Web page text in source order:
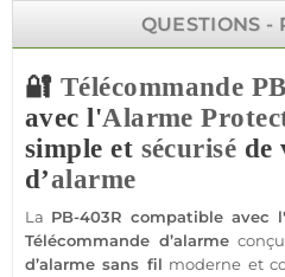
QUESTIONS -
🔐 Télécommande
avec l'Alarme
simple et sécurisé de
d’alarme
La PB-403R compatible avec l'
Télécommande d’alarme
d’alarme sans fil moderne et